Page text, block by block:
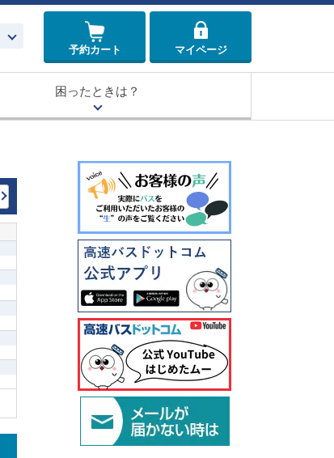
予約カート
マイページ
困ったときは？